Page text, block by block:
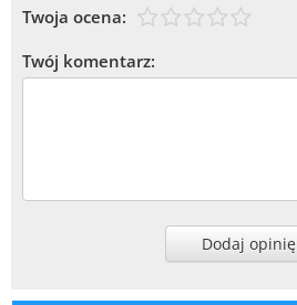
Twoja ocena:
Twój komentarz:
Dodaj opinię